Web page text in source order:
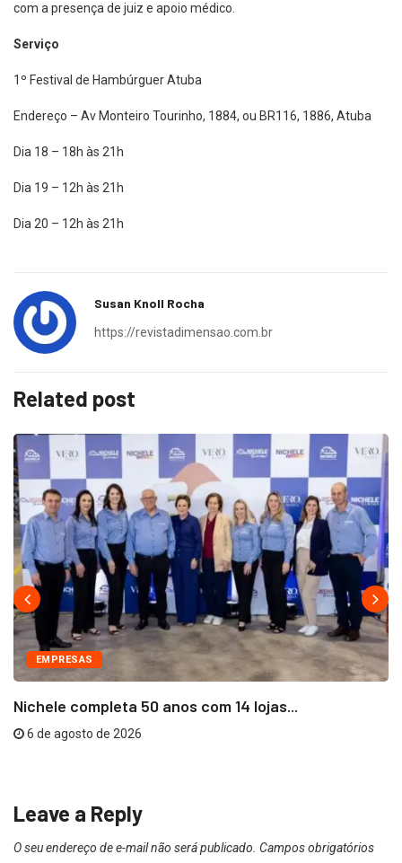
com a presença de juiz e apoio médico.
Serviço
1º Festival de Hambúrguer Atuba
Endereço – Av Monteiro Tourinho, 1884, ou BR116, 1886, Atuba
Dia 18 – 18h às 21h
Dia 19 – 12h às 21h
Dia 20 – 12h às 21h
Susan Knoll Rocha
https://revistadimensao.com.br
Related post
EMPRESAS
Nichele completa 50 anos com 14 lojas...
6 de agosto de 2026
Leave a Reply
O seu endereço de e-mail não será publicado. Campos obrigatórios